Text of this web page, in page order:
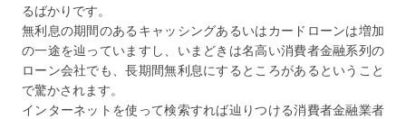
るばかりです。
無利息の期間のあるキャッシングあるいはカードローンは増加
の一途を辿っていますし、いまどきは名高い消費者金融系列の
ローン会社でも、長期間無利息にするところがあるということ
で驚かされます。
インターネットを使って検索すれば辿りつける消費者金融業者